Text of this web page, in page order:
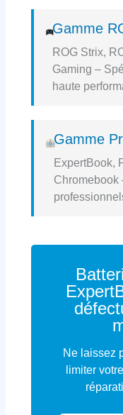
Gamme
ROG Strix,
Gaming –
haute
Gamme
ExpertBook,
Chromebook
Ne laissez
limiter